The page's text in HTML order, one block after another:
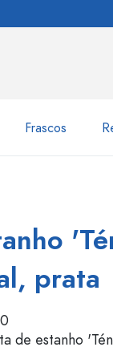
principal
Frascos
Garrafas por marca
Garrafas com
prata